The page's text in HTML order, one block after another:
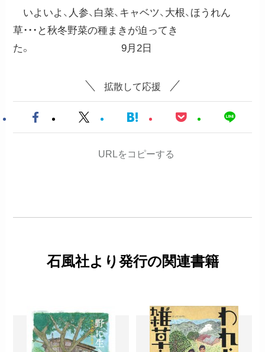
いよいよ、人参、白菜、キャベツ、大根、ほうれん
草・・・と秋冬野菜の種まきが迫ってき
た。 9月2日
拡散して応援
URLをコピーする
石風社より発行の関連書籍